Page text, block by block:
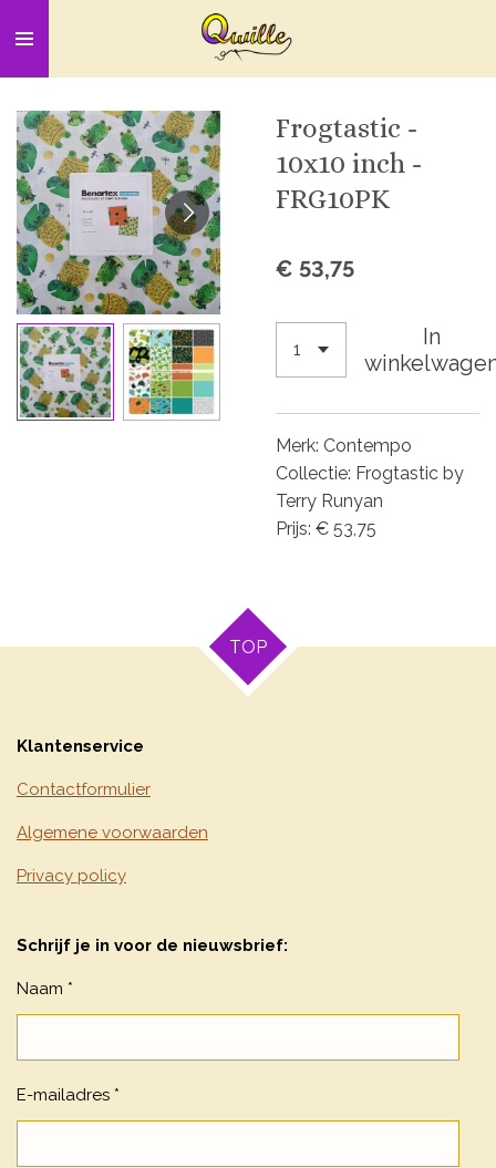
direct
naar
de
hoofdinhoud
Frogtastic -
10x10 inch -
FRG10PK
€ 53,75
In
Merk: Contempo
Collectie: Frogtastic by
Terry Runyan
Prijs: € 53,75
TOP
Klantenservice
Contactformulier
Algemene voorwaarden
Privacy policy
Schrijf je in voor de nieuwsbrief:
Naam *
E-mailadres *